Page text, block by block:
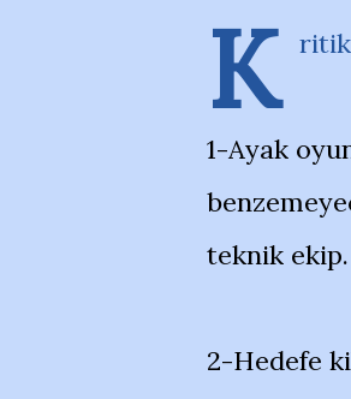
K
1-Ayak
teknik ekip.
2-Hedefe